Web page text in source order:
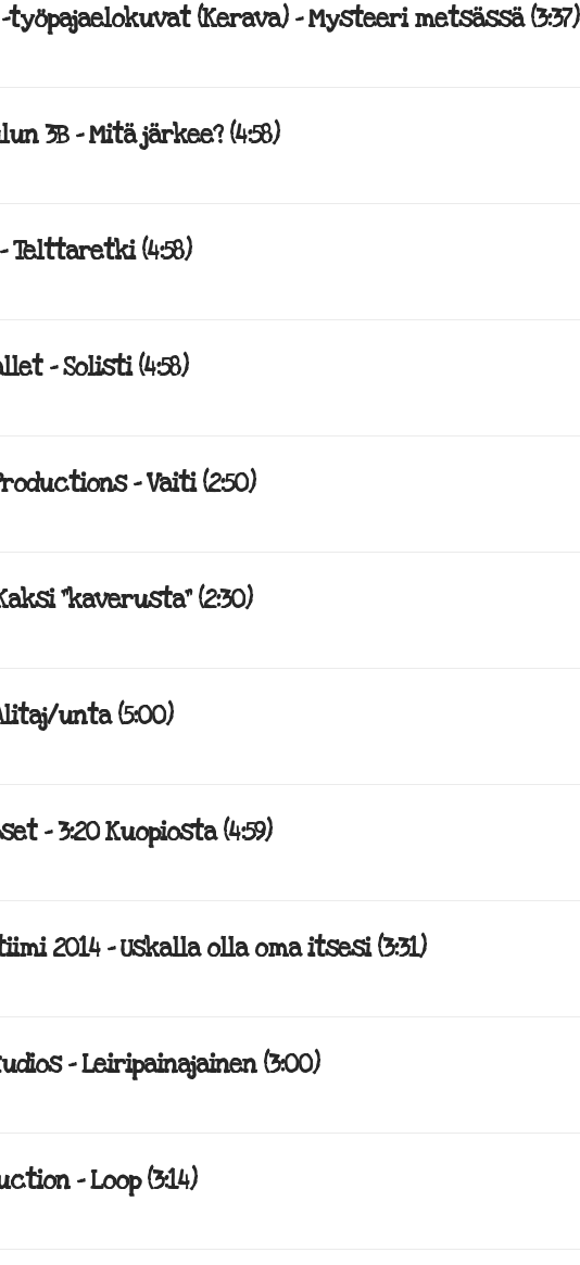
(Kerava) – Mysteeri metsässä (3:37)
3B – Mitä järkee? (4:58)
Telttaretki (4:58)
– Solisti (4:58)
– Vaiti (2:50)
”kaverusta” (2:30)
unta (5:00)
– 3:20 Kuopiosta (4:59)
2014 – Uskalla olla oma itsesi (3:31)
– Leiripainajainen (3:00)
– Loop (3:14)